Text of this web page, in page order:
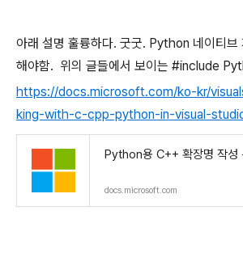
아래 설명 훌륭하다. 굿굿. Python 네이티브
해야함. 위의 글들에서 보이는 #include
https://docs.microsoft.com/ko-kr/
king-with-c-cpp-python-in-visual-
Python용 C++ 확장명 작
docs.microsoft.com